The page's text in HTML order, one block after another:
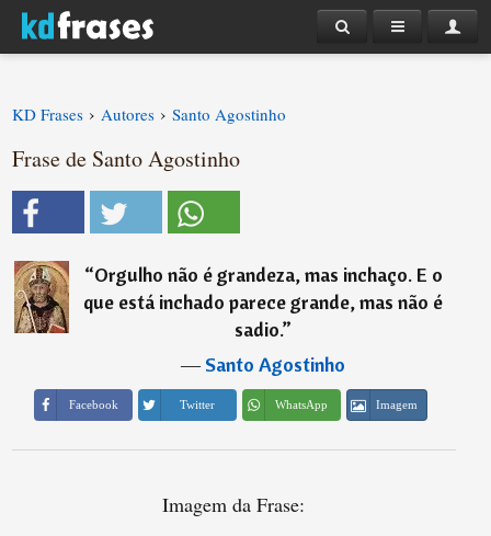
KD Frases › Autores › Santo Agostinho
Frase de Santo Agostinho
“Orgulho não é grandeza, mas inchaço. E o
que está inchado parece grande, mas não é
sadio.”
―Santo Agostinho
Facebook Twitter WhatsApp Imagem
Imagem da Frase: